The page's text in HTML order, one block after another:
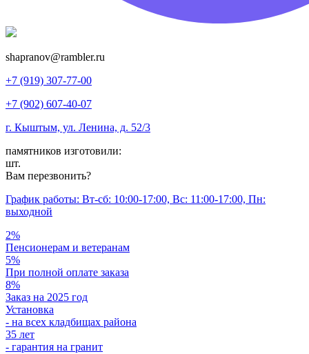
shapranov@rambler.ru
+7 (919) 307-77-00
+7 (902) 607-40-07
г. Кыштым, ул. Ленина, д. 52/3
памятников изготовили:
шт.
Вам перезвонить?
График работы: Вт-сб: 10:00-17:00, Вс: 11:00-17:00, Пн:
выходной
2%
Пенсионерам и ветеранам
5%
При полной оплате заказа
8%
Заказ на 2025 год
Установка
- на всех кладбищах района
35 лет
- гарантия на гранит